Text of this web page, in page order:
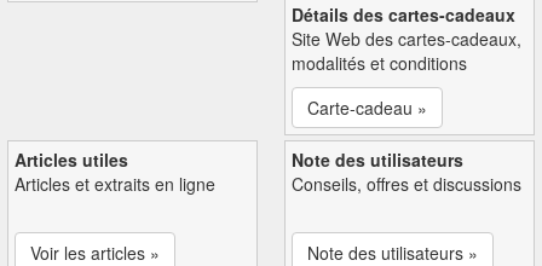
Détails des cartes-cadeaux
Site Web des cartes-cadeaux,
modalités et conditions
Carte-cadeau »
Articles utiles
Articles et extraits en ligne
Voir les articles »
Note des utilisateurs
Conseils, offres et discussions
Note des utilisateurs »